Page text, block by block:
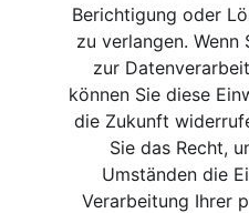
Berichtigung oder
zu verlangen. Wenn
zur
können Sie diese
die Zukunft
Sie das Recht,
Umständen die
Verarbeitung Ihrer